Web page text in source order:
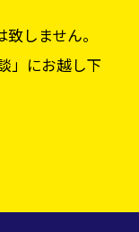
しません。
」にお越し下